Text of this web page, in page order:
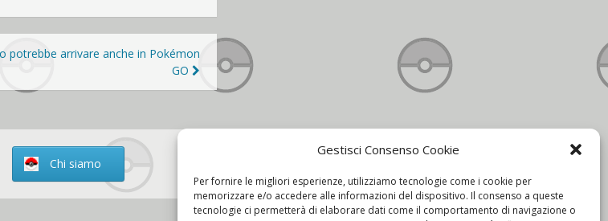
Gestisci Consenso Cookie
Per fornire le migliori esperienze, utilizziamo tecnologie come i cookie per
memorizzare e/o accedere alle informazioni del dispositivo. Il consenso a queste
tecnologie ci permetterà di elaborare dati come il comportamento di navigazione o
potrebbe arrivare anche in Pokémon
GO
Chi siamo